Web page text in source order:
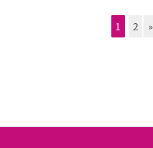
1 2 »